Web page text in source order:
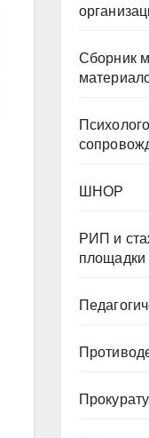
Сборник
ШНОР
РИП и
площадки